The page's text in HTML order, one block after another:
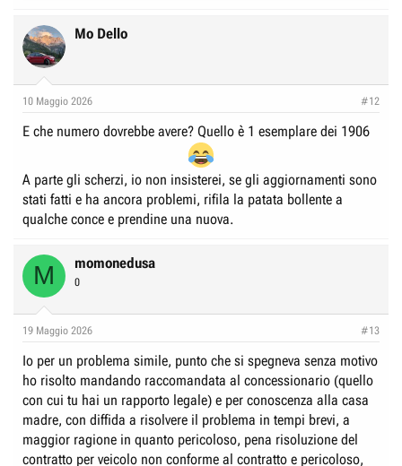
c
t
i
s
Mo Dello
10 Maggio 2026 #12
E che numero dovrebbe avere? Quello è 1 esemplare dei 1906
A parte gli scherzi, io non insisterei, se gli aggiornamenti sono
stati fatti e ha ancora problemi, rifila la patata bollente a
qualche conce e prendine una nuova.
M momonedusa
0
19 Maggio 2026 #13
Io per un problema simile, punto che si spegneva senza motivo
ho risolto mandando raccomandata al concessionario (quello
con cui tu hai un rapporto legale) e per conoscenza alla casa
madre, con diffida a risolvere il problema in tempi brevi, a
maggior ragione in quanto pericoloso, pena risoluzione del
contratto per veicolo non conforme al contratto e pericoloso,